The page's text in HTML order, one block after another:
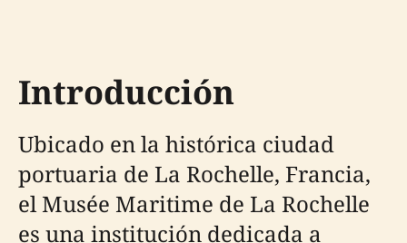
Introducción
Ubicado en la histórica ciudad
portuaria de La Rochelle, Francia,
el Musée Maritime de La Rochelle
es una institución dedicada a